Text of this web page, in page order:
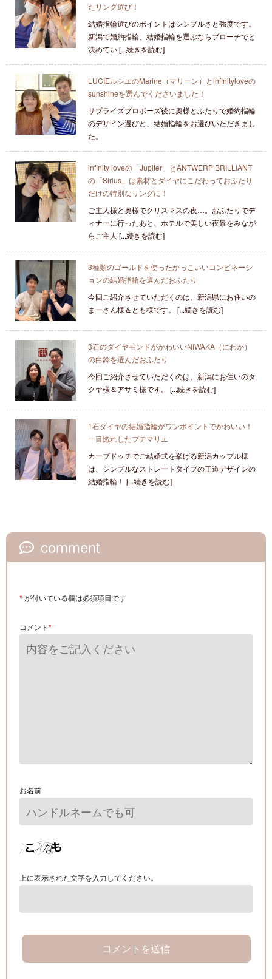
たリング選び！
結婚指輪選びのポイントはシンプルさと強度です。
新潟で婚約指輪、結婚指輪を選ぶならブローチでと
決めてい [...続きを読む]
LUCIEルシエのMarine（マリーン）とinfinityloveの
sunshineを選んでくださいました！
サプライズプロポーズ後に奥様とふたりで婚約指輪
のデザイン選びと、結婚指輪をお選びいただきまし
た。
infinity loveの「Jupiter」とANTWERP BRILLIANT
の「Sirius」は素材とダイヤにこだわっておふたり
だけの特別なリングに！
ご主人様と奥様でクリスマスの夜…。おふたりでデ
ィナーに行ったあと、ホテルで美しい夜景をみなが
らご主人 [...続きを読む]
3種類のゴールドを使ったかっこいいコンビネーシ
ョンの結婚指輪を選んだおふたり
今回ご紹介させていただくのは、新潟県にお住いの
まーさん様＆とも様です。 [...続きを読む]
3石のダイヤモンドがかわいいNIWAKA（にわか）
の白鈴を選んだおふたり
今回ご紹介させていただくのは、新潟にお住いのタ
クヤ様＆アサミ様です。 [...続きを読む]
1石ダイヤの結婚指輪がワンポイントでかわいい！
一目惚れしたプチマリエ
カーブドッチでご結婚式を挙げる新潟カップル様
は、シンプルなストレートタイプの王道デザインの
結婚指輪！ [...続きを読む]
comment
* が付いている欄は必須項目です
コメント*
お名前
上に表示された文字を入力してください。